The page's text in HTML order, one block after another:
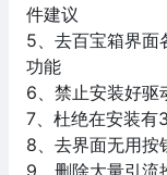
件建议
5、去百宝箱界面
功能
6、禁止安装好驱
7、杜绝在安装有
8、去界面无用按
9、删除大量引流